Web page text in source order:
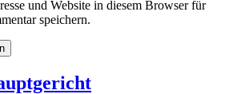
und Website in diesem Browser für
speichern.